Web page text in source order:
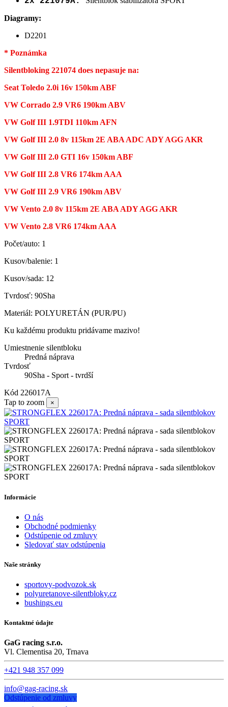
Diagramy:
D2201
* Poznámka
Silentbloking 221074 does nepasuje na:
Seat Toledo 2.0i 16v 150km ABF
VW Corrado 2.9 VR6 190km ABV
VW Golf III 1.9TDI 110km AFN
VW Golf III 2.0 8v 115km 2E ABA ADC ADY AGG AKR
VW Golf III 2.0 GTI 16v 150km ABF
VW Golf III 2.8 VR6 174km AAA
VW Golf III 2.9 VR6 190km ABV
VW Vento 2.0 8v 115km 2E ABA ADY AGG AKR
VW Vento 2.8 VR6 174km AAA
Počet/auto: 1
Kusov/balenie: 1
Kusov/sada: 12
Tvrdosť: 90Sha
Materiál: POLYURETÁN (PUR/PU)
Ku každému produktu pridávame mazivo!
Umiestnenie silentbloku
Predná náprava
Tvrdosť
90Sha - Sport - tvrdší
Kód 226017A
Tap to zoom
×
Informácie
O nás
Obchodné podmienky
Odstúpenie od zmluvy
Sledovať stav odstúpenia
Naše stránky
sportovy-podvozok.sk
polyuretanove-silentbloky.cz
bushings.eu
Kontaktné údajte
GaG racing s.r.o.
Vl. Clementisa 20, Trnava
+421 948 357 099
info@gag-racing.sk
Odstúpenie od zmluvy